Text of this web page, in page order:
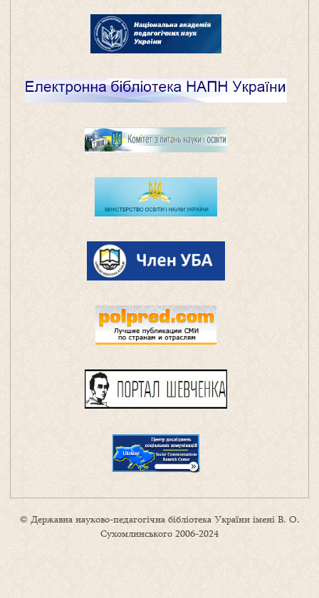
© Державна науково-педагогічна бібліотека України імені В. О.
Сухомлинського 2006-2024